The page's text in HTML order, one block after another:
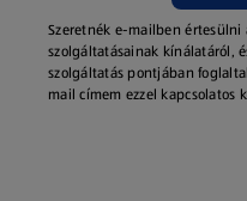
Szeretnék e-mailben értesülni
szolgáltatásainak kínálatáról,
szolgáltatás pontjában
mail címem ezzel kapcsolatos